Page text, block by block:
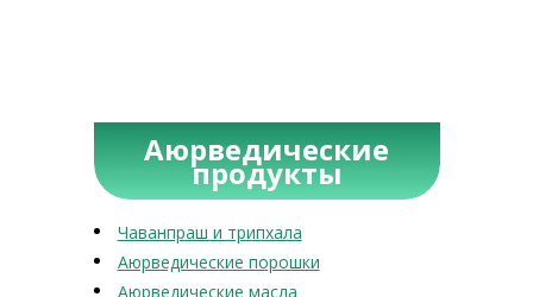
Аюрведические
продукты
Чаванпраш и трипхала
Аюрведические порошки
Аюрведические масла